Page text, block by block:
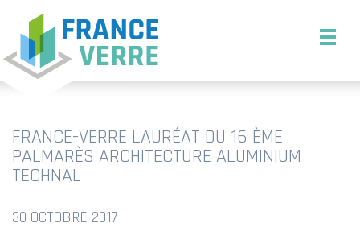
FRANCE-VERRE LAURÉAT DU 16 ÈME
PALMARÈS ARCHITECTURE ALUMINIUM
TECHNAL
30 OCTOBRE 2017